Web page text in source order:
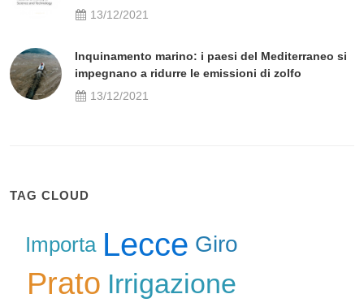
13/12/2021
Inquinamento marino: i paesi del Mediterraneo si
impegnano a ridurre le emissioni di zolfo
13/12/2021
TAG CLOUD
Importa Lecce Giro
Prato Irrigazione